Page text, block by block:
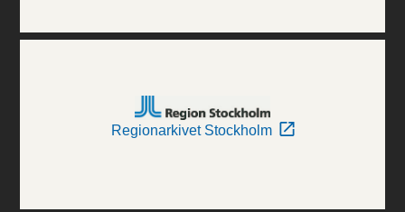
Regionarkivet Stockholm